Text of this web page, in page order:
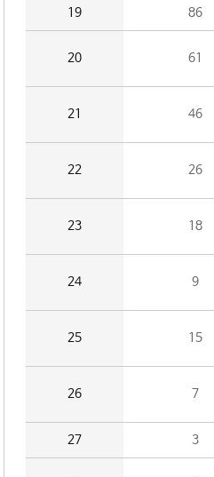
19 86
20 61
21 46
22 26
23 18
24 9
25 15
26 7
27 3